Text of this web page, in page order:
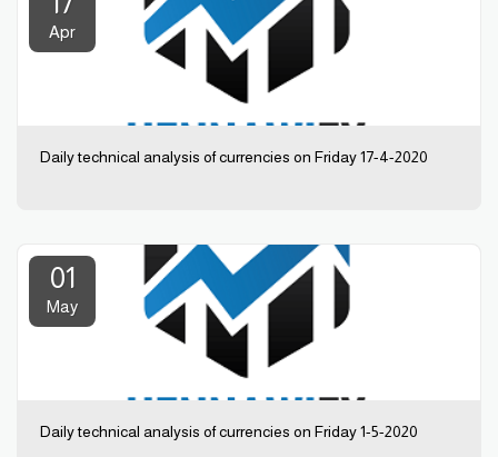
Apr
Daily technical analysis of currencies on Friday 17-4-2020
01
May
Daily technical analysis of currencies on Friday 1-5-2020